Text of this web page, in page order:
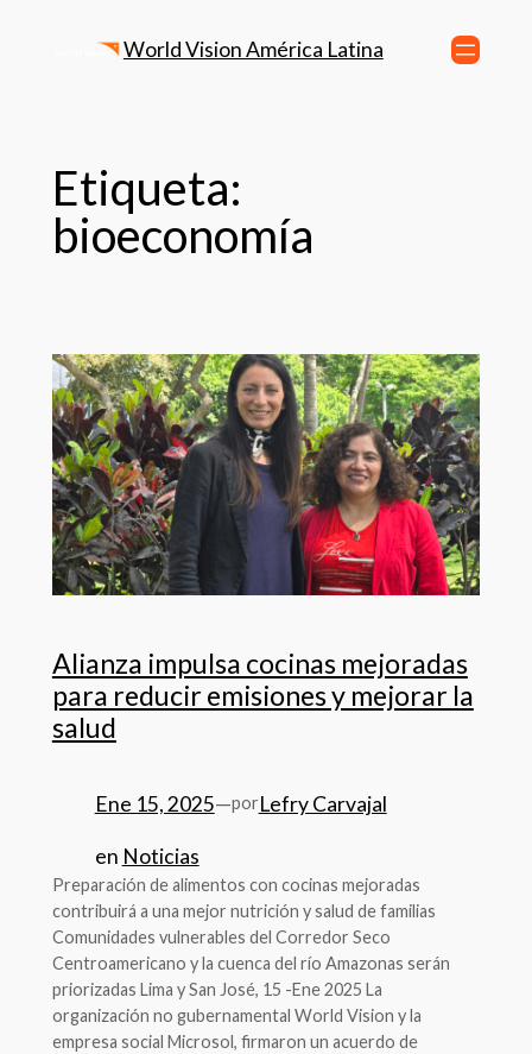
World Vision América Latina
Etiqueta:
bioeconomía
Alianza impulsa cocinas mejoradas
para reducir emisiones y mejorar la
salud
Ene 15, 2025—porLefry Carvajal
en Noticias
Preparación de alimentos con cocinas mejoradas
contribuirá a una mejor nutrición y salud de familias
Comunidades vulnerables del Corredor Seco
Centroamericano y la cuenca del río Amazonas serán
priorizadas Lima y San José, 15 -Ene 2025 La
organización no gubernamental World Vision y la
empresa social Microsol, firmaron un acuerdo de